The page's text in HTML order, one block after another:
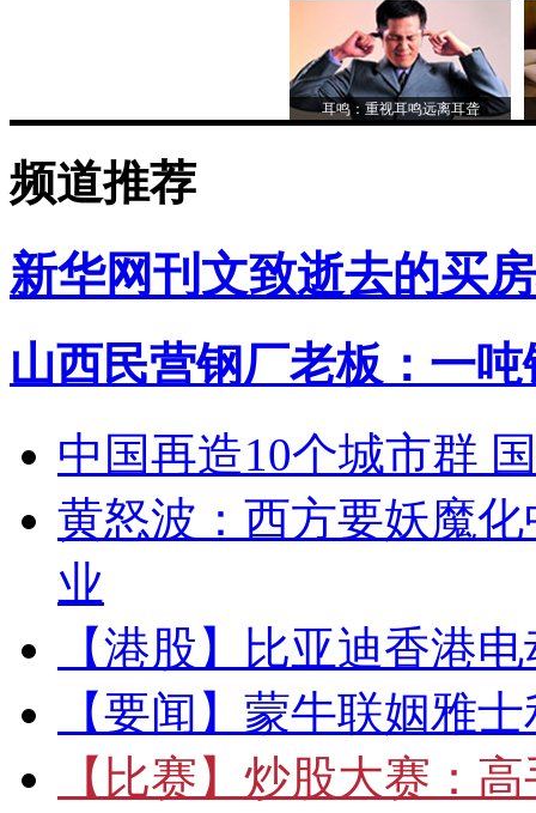
耳鸣：重视耳鸣远离耳聋
频道推荐
新华网刊文致逝去的买
山西民营钢厂老板：一
中国再造10个城市群
黄怒波：西方要妖魔
业
【港股】
比亚迪香港
【要闻】 蒙牛联姻雅
【比赛】 炒股大赛：高